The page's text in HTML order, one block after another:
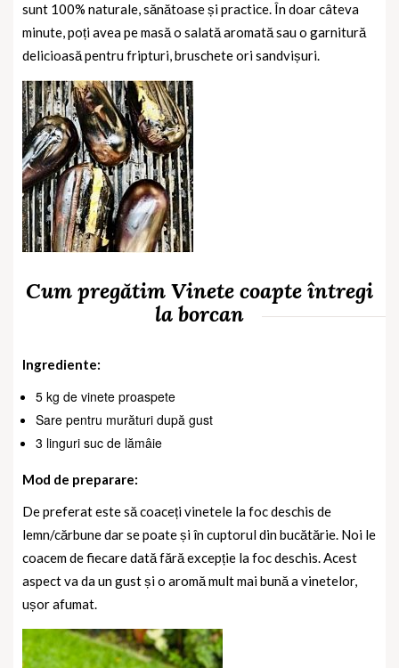
sunt 100% naturale, sănătoase și practice. În doar câteva
minute, poți avea pe masă o salată aromată sau o garnitură
delicioasă pentru fripturi, bruschete ori sandvișuri.
Cum pregătim Vinete coapte întregi
la borcan
Ingrediente:
5 kg de vinete proaspete
Sare pentru murături după gust
3 linguri suc de lămâie
Mod de preparare:
De preferat este să coaceți vinetele la foc deschis de
lemn/cărbune dar se poate și în cuptorul din bucătărie. Noi le
coacem de fiecare dată fără excepție la foc deschis. Acest
aspect va da un gust și o aromă mult mai bună a vinetelor,
ușor afumat.